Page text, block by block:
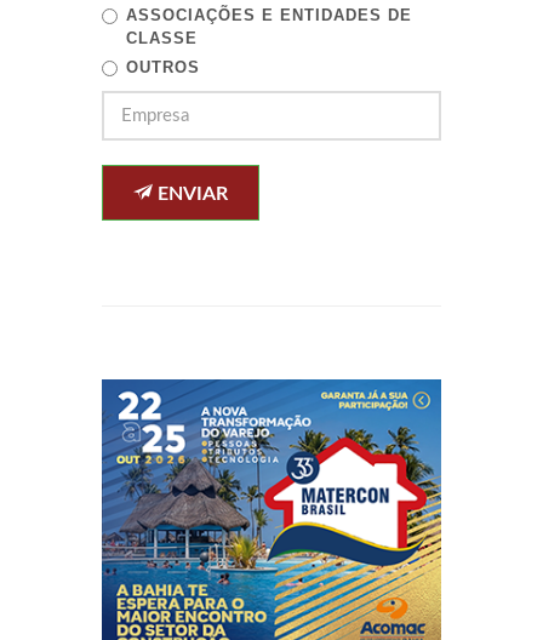
ASSOCIAÇÕES E ENTIDADES DE
CLASSE
OUTROS
ENVIAR